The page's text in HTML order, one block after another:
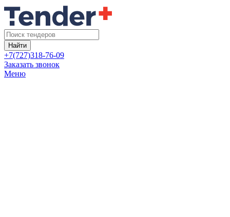
Найти
+7(727)318-76-09
Заказать звонок
Меню